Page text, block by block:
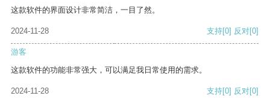
这款软件的界面设计非常简洁，一目了然。
2024-11-28 支持[0] 反对[0]
游客
这款软件的功能非常强大，可以满足我日常使用的需求。
2024-11-28 支持[0] 反对[0]